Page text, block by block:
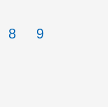
8 9